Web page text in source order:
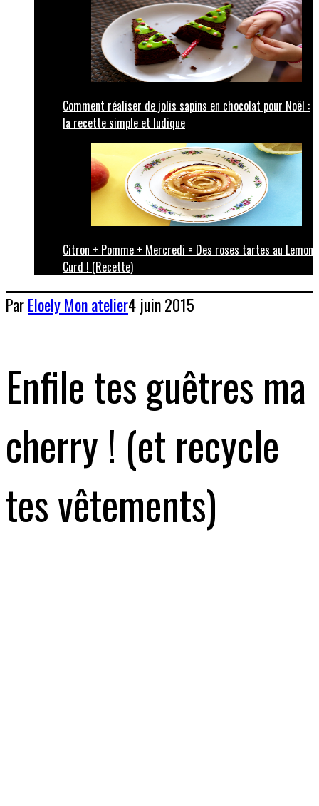
Comment réaliser de jolis sapins en chocolat pour Noël :
la recette simple et ludique
Citron + Pomme + Mercredi = Des roses tartes au Lemon
Curd ! (Recette)
ParEloelyMon atelier4 juin 2015
Enfile tes guêtres ma
cherry ! (et recycle
tes vêtements)